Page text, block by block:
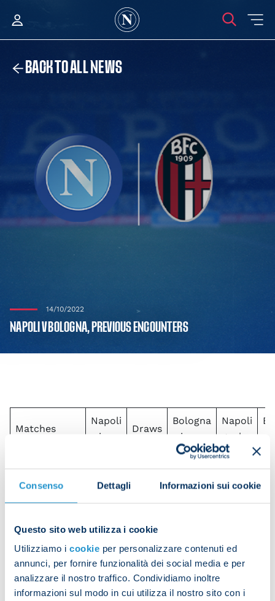
Consenso Dettagli Informazioni sui cookie
Questo sito web utilizza i cookie
Utilizziamo i cookie per personalizzare contenuti ed
annunci, per fornire funzionalità dei social media e per
analizzare il nostro traffico. Condividiamo inoltre
informazioni sul modo in cui utilizza il nostro sito con i
BACK TO ALL NEWS
14/10/2022
NAPOLI V BOLOGNA, PREVIOUS ENCOUNTERS
Matches
Napoli
wins
Draws
Bologna
wins
Napoli
goals
meetings:
Napoli at
Napoli's last home win against Bologna in Serie A
was on 28 October 2021 (Napoli 3-0 Bologna).
The most recent league draw between these two